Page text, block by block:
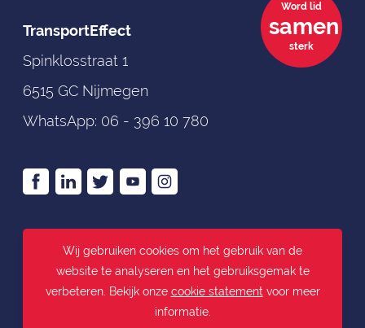
TransportEffect
Spinklosstraat 1
6515 GC Nijmegen
WhatsApp: 06 - 396 10 780
Disclaimer
Actuele file informatie
Word lid
samen
sterk
Wij gebruiken cookies om het gebruik van de
website te analyseren en het gebruiksgemak te
verbeteren. Bekijk onze cookie statement voor meer
informatie.